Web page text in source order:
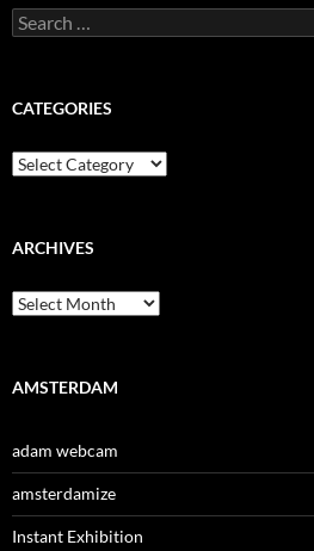
Search
for:
CATEGORIES
Categories
ARCHIVES
Archives
AMSTERDAM
adam webcam
amsterdamize
Instant Exhibition